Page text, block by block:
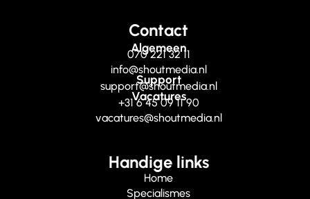
Contact
Algemeen
070 221 32 11
info@shoutmedia.nl
Support
support@shoutmedia.nl
Vacatures
+31 6 45 09 11 90
vacatures@shoutmedia.nl
Handige links
Home
Specialismes